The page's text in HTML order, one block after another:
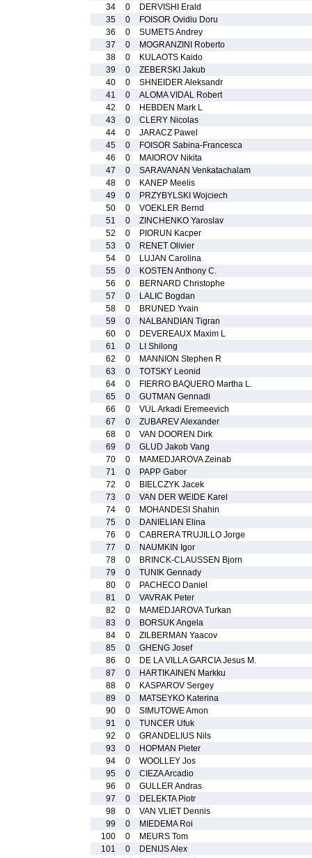
34
0
DERVISHI Erald
35
0
FOISOR Ovidiu Doru
36
0
SUMETS Andrey
37
0
MOGRANZINI Roberto
38
0
KULAOTS Kaido
39
0
ZEBERSKI Jakub
40
0
SHNEIDER Aleksandr
41
0
ALOMA VIDAL Robert
42
0
HEBDEN Mark L
43
0
CLERY Nicolas
44
0
JARACZ Pawel
45
0
FOISOR Sabina-Francesca
46
0
MAIOROV Nikita
47
0
SARAVANAN Venkatachalam
48
0
KANEP Meelis
49
0
PRZYBYLSKI Wojciech
50
0
VOEKLER Bernd
51
0
ZINCHENKO Yaroslav
52
0
PIORUN Kacper
53
0
RENET Olivier
54
0
LUJAN Carolina
55
0
KOSTEN Anthony C.
56
0
BERNARD Christophe
57
0
LALIC Bogdan
58
0
BRUNED Yvain
59
0
NALBANDIAN Tigran
60
0
DEVEREAUX Maxim L
61
0
LI Shilong
62
0
MANNION Stephen R
63
0
TOTSKY Leonid
64
0
FIERRO BAQUERO Martha L.
65
0
GUTMAN Gennadi
66
0
VUL Arkadi Eremeevich
67
0
ZUBAREV Alexander
68
0
VAN DOOREN Dirk
69
0
GLUD Jakob Vang
70
0
MAMEDJAROVA Zeinab
71
0
PAPP Gabor
72
0
BIELCZYK Jacek
73
0
VAN DER WEIDE Karel
74
0
MOHANDESI Shahin
75
0
DANIELIAN Elina
76
0
CABRERA TRUJILLO Jorge
77
0
NAUMKIN Igor
78
0
BRINCK-CLAUSSEN Bjorn
79
0
TUNIK Gennady
80
0
PACHECO Daniel
81
0
VAVRAK Peter
82
0
MAMEDJAROVA Turkan
83
0
BORSUK Angela
84
0
ZILBERMAN Yaacov
85
0
GHENG Josef
86
0
DE LA VILLA GARCIA Jesus M.
87
0
HARTIKAINEN Markku
88
0
KASPAROV Sergey
89
0
MATSEYKO Katerina
90
0
SIMUTOWE Amon
91
0
TUNCER Ufuk
92
0
GRANDELIUS Nils
93
0
HOPMAN Pieter
94
0
WOOLLEY Jos
95
0
CIEZA Arcadio
96
0
GULLER Andras
97
0
DELEKTA Piotr
98
0
VAN VLIET Dennis
99
0
MIEDEMA Roi
100
0
MEURS Tom
101
0
DENIJS Alex